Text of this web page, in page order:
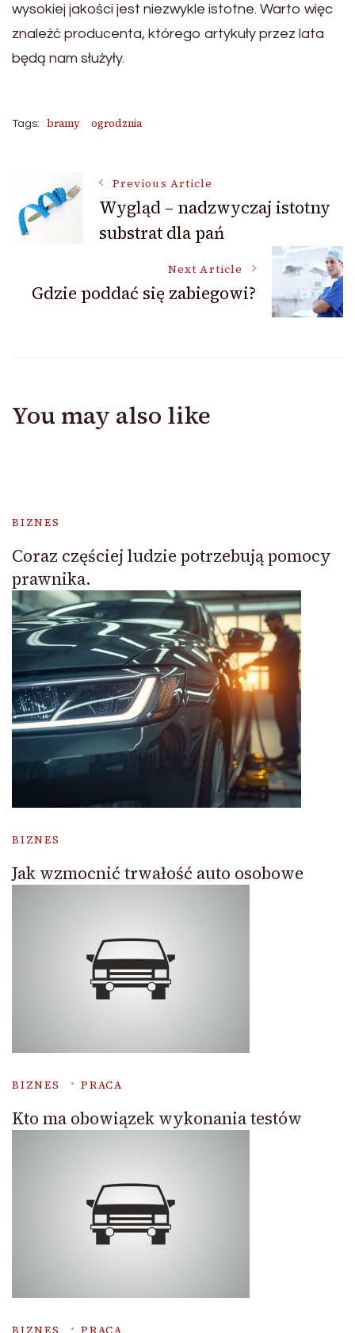
wysokiej jakości jest niezwykle istotne. Warto więc
znaleźć producenta, którego artykuły przez lata
będą nam służyły.
Tags: bramy ogrodznia
Post
Navigation
Previous Article
Wygląd – nadzwyczaj istotny
substrat dla pań
Next Article
Gdzie poddać się zabiegowi?
You may also like
BIZNES
Coraz częściej ludzie potrzebują pomocy
prawnika.
BIZNES
Jak wzmocnić trwałość auto osobowe
BIZNES PRACA
Kto ma obowiązek wykonania testów
BIZNES PRACA